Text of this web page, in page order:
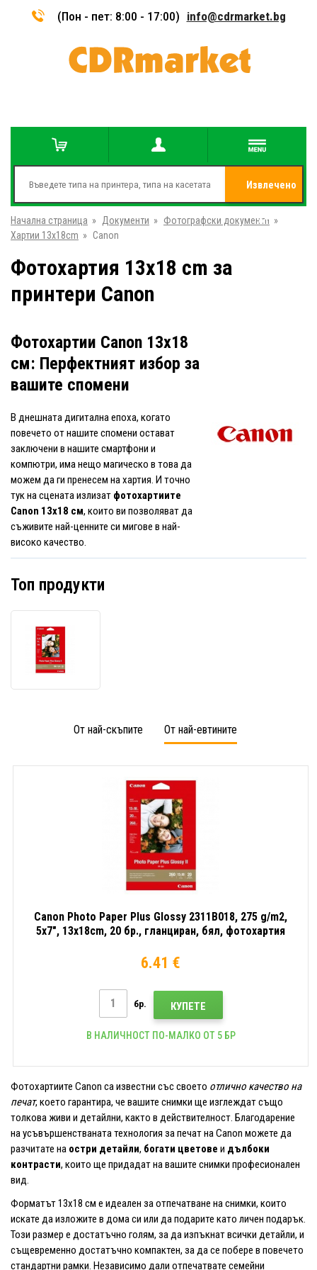
(Пон - пет: 8:00 - 17:00) info@cdrmarket.bg
Извлечено
от
Начална страница » Документи » Фотографски документи »
Хартии 13x18cm » Canon
Фотохартия 13x18 cm за
принтери Canon
Фотохартии Canon 13x18
см: Перфектният избор за
вашите спомени
В днешната дигитална епоха, когато
повечето от нашите спомени остават
заключени в нашите смартфони и
компютри, има нещо магическо в това да
можем да ги пренесем на хартия. И точно
тук на сцената излизат фотохартиите
Canon 13x18 см, които ви позволяват да
съживите най-ценните си мигове в най-
високо качество.
Топ продукти
Glossy
g/m2,
13x18cm,
гланциран,
фотохартия
От най-скъпите От най-евтините
Canon Photo Paper Plus Glossy 2311B018, 275 g/m2,
5x7", 13x18cm, 20 бр., гланциран, бял, фотохартия
6.41 €
бр. КУПЕТЕ
В НАЛИЧНОСТ ПО-МАЛКО ОТ 5 БР
Фотохартиите Canon са известни със своето отлично качество на
печат, което гарантира, че вашите снимки ще изглеждат също
толкова живи и детайлни, както в действителност. Благодарение
на усъвършенстваната технология за печат на Canon можете да
разчитате на остри детайли, богати цветове и дълбоки
контрасти, които ще придадат на вашите снимки професионален
вид.
Форматът 13x18 см е идеален за отпечатване на снимки, които
искате да изложите в дома си или да подарите като личен подарък.
Този размер е достатъчно голям, за да изпъкнат всички детайли, и
същевременно достатъчно компактен, за да се побере в повечето
стандартни рамки. Независимо дали отпечатвате семейни